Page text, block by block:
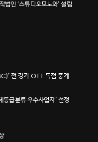
8
인 ‘스튜디오모노와’ 설립
전 경기 OTT 독점 중계
급분류 우수사업자’ 선정